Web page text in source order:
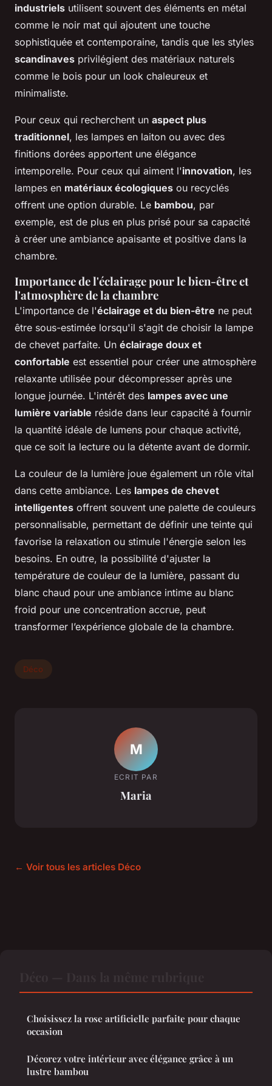
industriels utilisent souvent des éléments en métal
comme le noir mat qui ajoutent une touche
sophistiquée et contemporaine, tandis que les styles
scandinaves privilégient des matériaux naturels
comme le bois pour un look chaleureux et
minimaliste.
Pour ceux qui recherchent un aspect plus
traditionnel, les lampes en laiton ou avec des
finitions dorées apportent une élégance
intemporelle. Pour ceux qui aiment l'innovation, les
lampes en matériaux écologiques ou recyclés
offrent une option durable. Le bambou, par
exemple, est de plus en plus prisé pour sa capacité
à créer une ambiance apaisante et positive dans la
chambre.
Importance de l'éclairage pour le bien-être et
l'atmosphère de la chambre
L'importance de l'éclairage et du bien-être ne peut
être sous-estimée lorsqu'il s'agit de choisir la lampe
de chevet parfaite. Un éclairage doux et
confortable est essentiel pour créer une atmosphère
relaxante utilisée pour décompresser après une
longue journée. L'intérêt des lampes avec une
lumière variable réside dans leur capacité à fournir
la quantité idéale de lumens pour chaque activité,
que ce soit la lecture ou la détente avant de dormir.
La couleur de la lumière joue également un rôle vital
dans cette ambiance. Les lampes de chevet
intelligentes offrent souvent une palette de couleurs
personnalisable, permettant de définir une teinte qui
favorise la relaxation ou stimule l'énergie selon les
besoins. En outre, la possibilité d'ajuster la
température de couleur de la lumière, passant du
blanc chaud pour une ambiance intime au blanc
froid pour une concentration accrue, peut
transformer l’expérience globale de la chambre.
Déco
M
ECRIT PAR
Maria
← Voir tous les articles Déco
Choisissez la rose artificielle parfaite pour chaque
occasion
Décorez votre intérieur avec élégance grâce à un
lustre bambou